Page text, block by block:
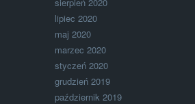
lipiec 2020
maj 2020
marzec 2020
styczeń 2020
grudzień 2019
październik 2019